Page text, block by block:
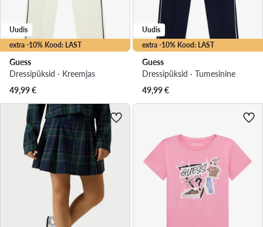
extra -10% Kood: LAST
Uudis
Guess
Dressipüksid · Kreemjas
49,99€
extra -10% Kood: LAST
Uudis
Guess
Dressipüksid · Tumesinine
49,99€